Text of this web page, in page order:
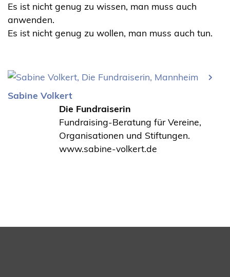
Es ist nicht genug zu wissen, man muss auch
anwenden.
Es ist nicht genug zu wollen, man muss auch tun.
Sabine Volkert
Die Fundraiserin
Fundraising-Beratung für Vereine,
Organisationen und Stiftungen.
www.sabine-volkert.de